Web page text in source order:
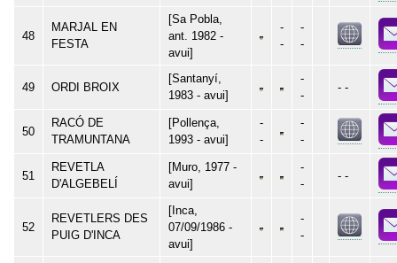
48
MARJAL EN
FESTA
[Sa Pobla,
ant. 1982 -
avui]
-
-
-
-
49 ORDI BROIX
[Santanyí,
1983 - avui]
-
-
- -
50
RACÓ DE
TRAMUNTANA
[Pollença,
1993 - avui]
-
-
-
-
51
REVETLA
D'ALGEBELÍ
[Muro, 1977 -
avui]
-
-
- -
52
REVETLERS DES
PUIG D'INCA
[Inca,
07/09/1986 -
avui]
-
-